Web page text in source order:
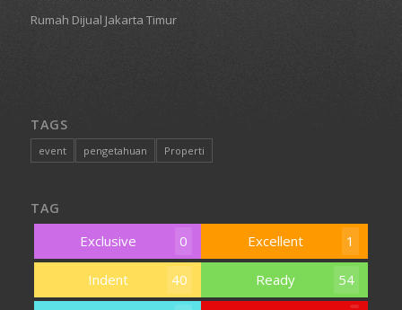
Rumah Dijual Jakarta Timur
TAGS
event pengetahuan Properti
TAG
Exclusive 0 Excellent 1
Indent 40 Ready 54